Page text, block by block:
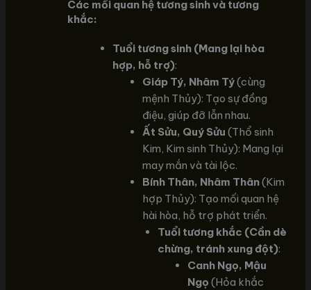
Các mối quan hệ tương sinh và tương
khắc:
Tuổi tương sinh (Mang lại hòa
hợp, hỗ trợ):
Giáp Tý, Nhâm Tý(cùng
mệnh Thủy): Tạo sự đồng
điệu, giúp đỡ lẫn nhau.
Ất Sửu, Quý Sửu (Thổ sinh
Kim, Kim sinh Thủy): Mang lại
may mắn và tài lộc.
Bính Thân, Nhâm Thân(Kim
hợp Thủy): Tạo mối quan hệ
hài hòa, hỗ trợ phát triển.
Tuổi tương khắc (Cần dè
chừng, tránh xung đột):
Canh Ngọ, Mậu
Ngọ (Hỏa khắc